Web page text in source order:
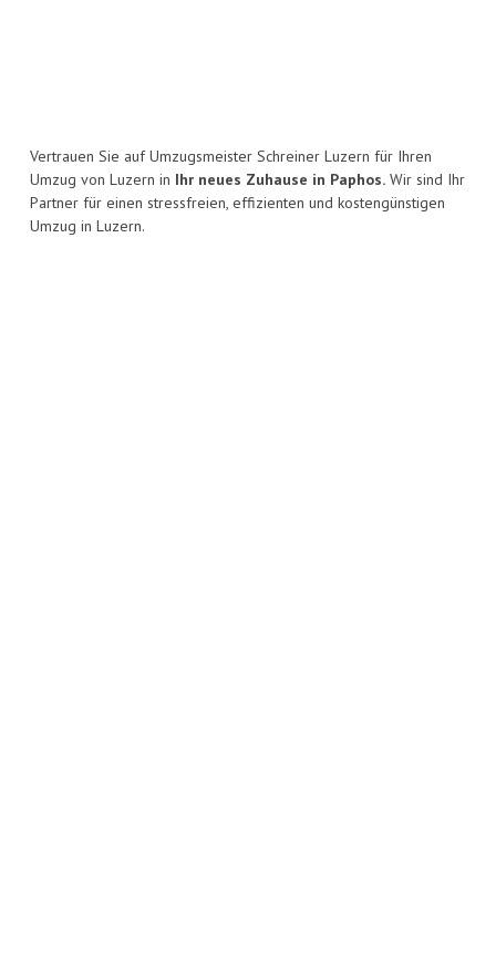
Vertrauen Sie auf Umzugsmeister Schreiner Luzern für Ihren
Umzug von Luzern in Ihr neues Zuhause in Paphos. Wir sind Ihr
Partner für einen stressfreien, effizienten und kostengünstigen
Umzug in Luzern.